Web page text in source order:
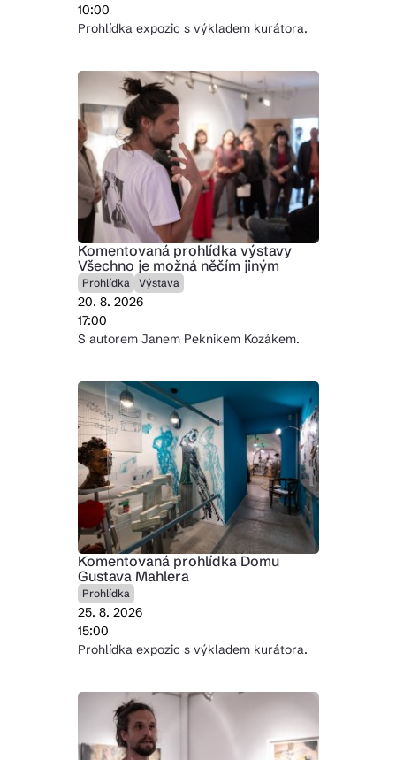
10:00
Prohlídka expozic s výkladem kurátora.
Komentovaná prohlídka výstavy
Všechno je možná něčím jiným
Prohlídka Výstava
20. 8. 2026
17:00
S autorem Janem Peknikem Kozákem.
Komentovaná prohlídka Domu
Gustava Mahlera
Prohlídka
25. 8. 2026
15:00
Prohlídka expozic s výkladem kurátora.